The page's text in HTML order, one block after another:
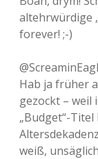
altehrwürdige
forever! ;-)
Hab ja früher
gezockt – weil
„Budget“-
weiß,